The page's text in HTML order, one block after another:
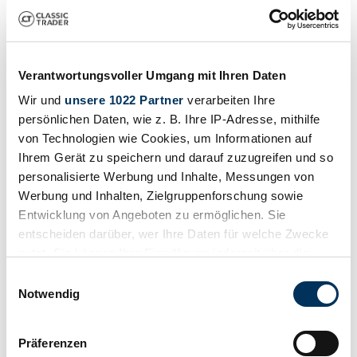
Verantwortungsvoller Umgang mit Ihren Daten
Wir und unsere 1022 Partner verarbeiten Ihre
persönlichen Daten, wie z. B. Ihre IP-Adresse, mithilfe
von Technologien wie Cookies, um Informationen auf
Ihrem Gerät zu speichern und darauf zuzugreifen und so
personalisierte Werbung und Inhalte, Messungen von
Werbung und Inhalten, Zielgruppenforschung sowie
Entwicklung von Angeboten zu ermöglichen. Sie
entscheiden darüber, wer Ihre Daten für welche Zwecke
Trigger Symbol ändern oder widerrufen
Informationen über Ihre geografische Lage
Notwendig
Präferenzen
BMW 327
BMW 503
BMW 8 Series
BMW Z3
BMW Z4
BMW Z8
Search results
Currently, there are no matching listings for your search.
Let yourself be notified as soon as a listing is published that matches
Create search alert